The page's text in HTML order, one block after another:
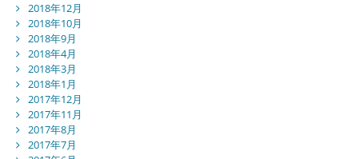
2018年12月
2018年10月
2018年9月
2018年4月
2018年3月
2018年1月
2017年12月
2017年11月
2017年8月
2017年7月